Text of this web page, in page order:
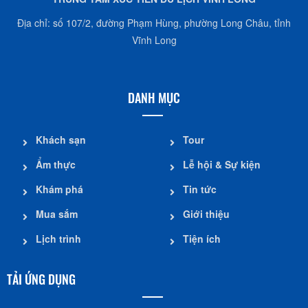
Địa chỉ: số 107/2, đường Phạm Hùng, phường Long Châu, tỉnh
Vĩnh Long
DANH MỤC
Khách sạn
Ẩm thực
Khám phá
Mua sắm
Lịch trình
Tour
Lễ hội & Sự kiện
Tin tức
Giới thiệu
Tiện ích
TẢI ỨNG DỤNG